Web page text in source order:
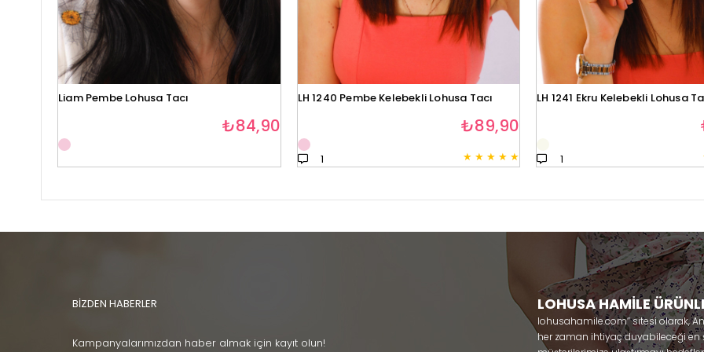
Liam Pembe Lohusa Tacı
₺84,90
LH 1240 Pembe Kelebekli Lohusa Tacı
★ ★ ★ ★ ★
1
₺89,90
LH 1241 Ekru Kelebekli Lohusa
1
BİZDEN HABERLER
Kampanyalarımızdan haber almak için kayıt olun!
LOHUSA HAMİLE
lohusahamile.com’’ sitesi olarak,
her zaman ihtiyaç duyabileceği en